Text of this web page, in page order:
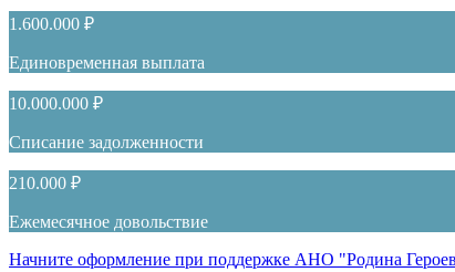
1.600.000 ₽
Единовременная выплата
10.000.000 ₽
Списание задолженности
210.000 ₽
Ежемесячное довольствие
Начните оформление при поддержке АНО "Родина